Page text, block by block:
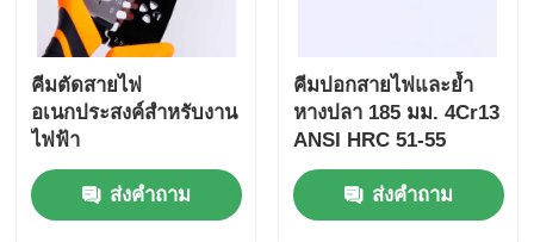
ข่าว
ขออ้าง
คีมตัดสายไฟ
อเนกประสงค์สำหรับงาน
ไฟฟ้า
ส่งคำถาม
คีมปอกสายไฟและย้ำ
หางปลา 185 มม. 4Cr13
ANSI HRC 51-55
ส่งคำถาม